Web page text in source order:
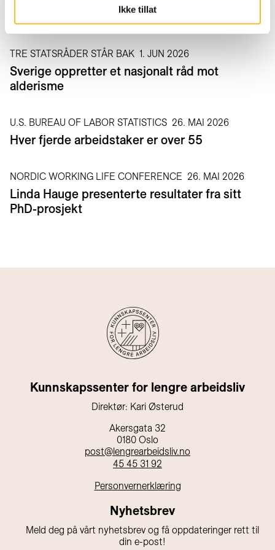
Ikke tillat
Pensjonister vil jobbe fleksibelt
TRE STATSRÅDER STÅR BAK 1. JUN 2026
Sverige oppretter et nasjonalt råd mot
alderisme
U.S. BUREAU OF LABOR STATISTICS 26. MAI 2026
Hver fjerde arbeidstaker er over 55
NORDIC WORKING LIFE CONFERENCE 26. MAI 2026
Linda Hauge presenterte resultater fra sitt
PhD-prosjekt
Kunnskapssenter for lengre arbeidsliv
Direktør: Kari Østerud
Akersgata 32
0180 Oslo
post@lengrearbeidsliv.no
45 45 31 92
Personvernerklæring
Nyhetsbrev
Meld deg på vårt nyhetsbrev og få oppdateringer rett til
din e-post!